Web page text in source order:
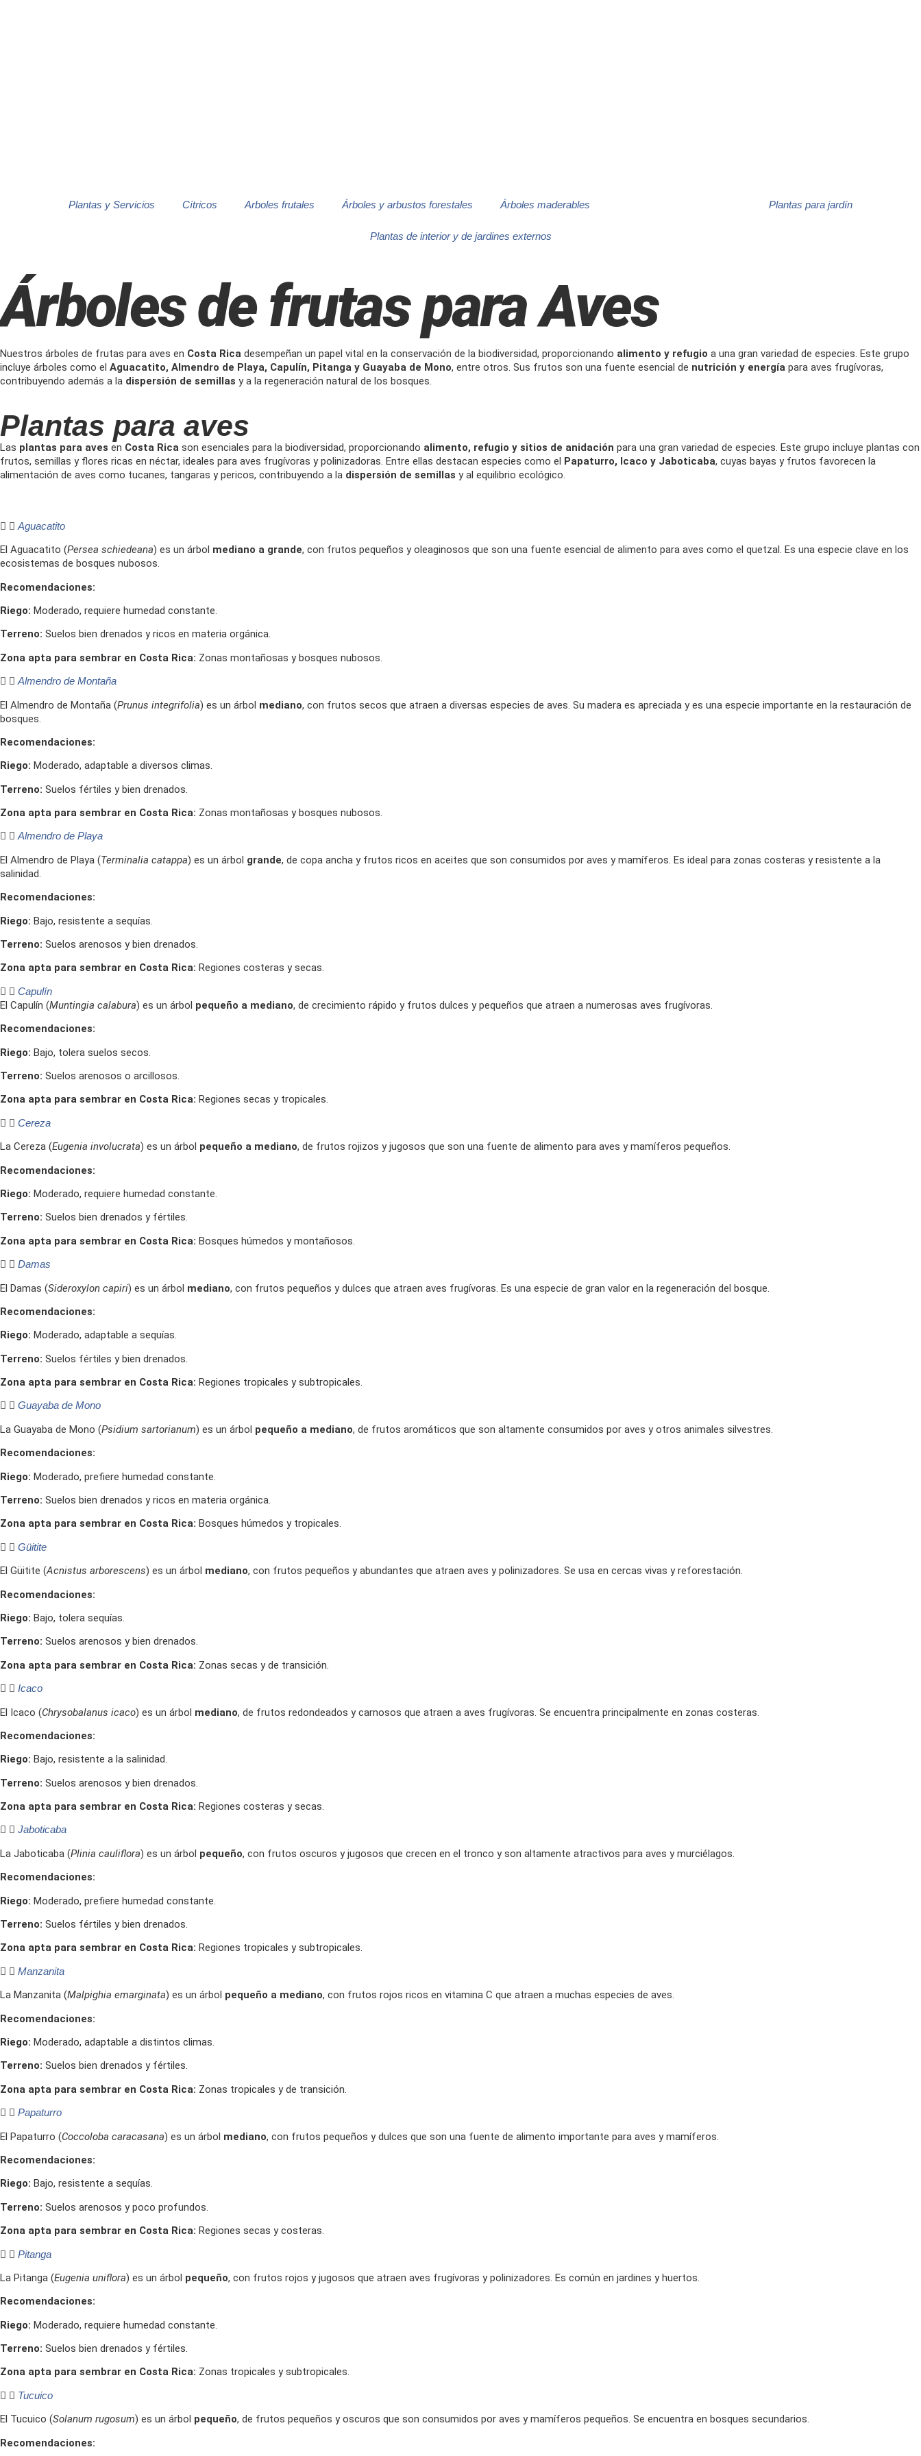
Plantas y Servicios Cítricos Arboles frutales Árboles y arbustos forestales Árboles maderables Plantas para jardín
Plantas de interior y de jardines externos
Árboles de frutas para Aves
Nuestros árboles de frutas para aves en Costa Rica desempeñan un papel vital en la conservación de la biodiversidad, proporcionando alimento y refugio a una gran variedad de especies. Este grupo
incluye árboles como el Aguacatito, Almendro de Playa, Capulín, Pitanga y Guayaba de Mono, entre otros. Sus frutos son una fuente esencial de nutrición y energía para aves frugívoras,
contribuyendo además a la dispersión de semillas y a la regeneración natural de los bosques.
Plantas para aves
Las plantas para aves en Costa Rica son esenciales para la biodiversidad, proporcionando alimento, refugio y sitios de anidación para una gran variedad de especies. Este grupo incluye plantas con
frutos, semillas y flores ricas en néctar, ideales para aves frugívoras y polinizadoras. Entre ellas destacan especies como el
Papaturro, Icaco y Jaboticaba, cuyas bayas y frutos favorecen la
alimentación de aves como tucanes, tangaras y pericos, contribuyendo a la dispersión de semillas y al equilibrio ecológico.
Aguacatito
El Aguacatito (Persea schiedeana) es un árbol mediano a grande, con frutos pequeños y oleaginosos que son una fuente esencial de alimento para aves como el quetzal. Es una especie clave en los
ecosistemas de bosques nubosos.
Recomendaciones:
Riego: Moderado, requiere humedad constante.
Terreno: Suelos bien drenados y ricos en materia orgánica.
Zona apta para sembrar en Costa Rica: Zonas montañosas y bosques nubosos.
Almendro de Montaña
El Almendro de Montaña (Prunus integrifolia) es un árbol mediano, con frutos secos que atraen a diversas especies de aves. Su madera es apreciada y es una especie importante en la restauración de
bosques.
Recomendaciones:
Riego: Moderado, adaptable a diversos climas.
Terreno: Suelos fértiles y bien drenados.
Zona apta para sembrar en Costa Rica: Zonas montañosas y bosques nubosos.
Almendro de Playa
El Almendro de Playa (Terminalia catappa) es un árbol grande, de copa ancha y frutos ricos en aceites que son consumidos por aves y mamíferos. Es ideal para zonas costeras y resistente a la
salinidad.
Recomendaciones:
Riego: Bajo, resistente a sequías.
Terreno: Suelos arenosos y bien drenados.
Zona apta para sembrar en Costa Rica: Regiones costeras y secas.
Capulín
El Capulín (Muntingia calabura) es un árbol pequeño a mediano, de crecimiento rápido y frutos dulces y pequeños que atraen a numerosas aves frugívoras.
Recomendaciones:
Riego: Bajo, tolera suelos secos.
Terreno: Suelos arenosos o arcillosos.
Zona apta para sembrar en Costa Rica: Regiones secas y tropicales.
Cereza
La Cereza (Eugenia involucrata) es un árbol pequeño a mediano, de frutos rojizos y jugosos que son una fuente de alimento para aves y mamíferos pequeños.
Recomendaciones:
Riego: Moderado, requiere humedad constante.
Terreno: Suelos bien drenados y fértiles.
Zona apta para sembrar en Costa Rica: Bosques húmedos y montañosos.
Damas
El Damas (Sideroxylon capiri) es un árbol mediano, con frutos pequeños y dulces que atraen aves frugívoras. Es una especie de gran valor en la regeneración del bosque.
Recomendaciones:
Riego: Moderado, adaptable a sequías.
Terreno: Suelos fértiles y bien drenados.
Zona apta para sembrar en Costa Rica: Regiones tropicales y subtropicales.
Guayaba de Mono
La Guayaba de Mono (Psidium sartorianum) es un árbol pequeño a mediano, de frutos aromáticos que son altamente consumidos por aves y otros animales silvestres.
Recomendaciones:
Riego: Moderado, prefiere humedad constante.
Terreno: Suelos bien drenados y ricos en materia orgánica.
Zona apta para sembrar en Costa Rica: Bosques húmedos y tropicales.
Güitite
El Güitite (Acnistus arborescens) es un árbol mediano, con frutos pequeños y abundantes que atraen aves y polinizadores. Se usa en cercas vivas y reforestación.
Recomendaciones:
Riego: Bajo, tolera sequías.
Terreno: Suelos arenosos y bien drenados.
Zona apta para sembrar en Costa Rica: Zonas secas y de transición.
Icaco
El Icaco (Chrysobalanus icaco) es un árbol mediano, de frutos redondeados y carnosos que atraen a aves frugívoras. Se encuentra principalmente en zonas costeras.
Recomendaciones:
Riego: Bajo, resistente a la salinidad.
Terreno: Suelos arenosos y bien drenados.
Zona apta para sembrar en Costa Rica: Regiones costeras y secas.
Jaboticaba
La Jaboticaba (Plinia cauliflora) es un árbol pequeño, con frutos oscuros y jugosos que crecen en el tronco y son altamente atractivos para aves y murciélagos.
Recomendaciones:
Riego: Moderado, prefiere humedad constante.
Terreno: Suelos fértiles y bien drenados.
Zona apta para sembrar en Costa Rica: Regiones tropicales y subtropicales.
Manzanita
La Manzanita (Malpighia emarginata) es un árbol pequeño a mediano, con frutos rojos ricos en vitamina C que atraen a muchas especies de aves.
Recomendaciones:
Riego: Moderado, adaptable a distintos climas.
Terreno: Suelos bien drenados y fértiles.
Zona apta para sembrar en Costa Rica: Zonas tropicales y de transición.
Papaturro
El Papaturro (Coccoloba caracasana) es un árbol mediano, con frutos pequeños y dulces que son una fuente de alimento importante para aves y mamíferos.
Recomendaciones:
Riego: Bajo, resistente a sequías.
Terreno: Suelos arenosos y poco profundos.
Zona apta para sembrar en Costa Rica: Regiones secas y costeras.
Pitanga
La Pitanga (Eugenia uniflora) es un árbol pequeño, con frutos rojos y jugosos que atraen aves frugívoras y polinizadores. Es común en jardines y huertos.
Recomendaciones:
Riego: Moderado, requiere humedad constante.
Terreno: Suelos bien drenados y fértiles.
Zona apta para sembrar en Costa Rica: Zonas tropicales y subtropicales.
Tucuico
El Tucuico (Solanum rugosum) es un árbol pequeño, de frutos pequeños y oscuros que son consumidos por aves y mamíferos pequeños. Se encuentra en bosques secundarios.
Recomendaciones: